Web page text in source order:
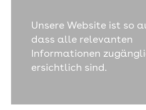
Unsere Website ist so
dass alle relevanten
Informationen
ersichtlich sind.